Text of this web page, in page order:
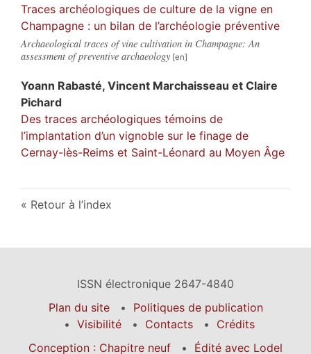
Traces archéologiques de culture de la vigne en
Champagne : un bilan de l’archéologie préventive
Archaeological traces of vine cultivation in Champagne: An
assessment of preventive archaeology
Yoann Rabasté, Vincent Marchaisseau et Claire
Pichard
Des traces archéologiques témoins de
l’implantation d’un vignoble sur le finage de
Cernay-lès-Reims et Saint-Léonard au Moyen Âge
Retour à l’index
ISSN électronique 2647-4840
Plan du site
Politiques de publication
Visibilité
Contacts
Crédits
Conception : Chapitre neuf
Édité avec Lodel